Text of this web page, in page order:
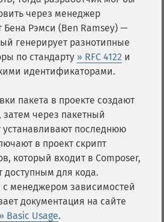
через менеджер
Бена Рэмси (Ben Ramsey) —
генерирует разнотипные
по стандарту » RFC 4122 и
идентификаторами.
пакета в проекте создают
, затем через пакетный
последнюю
в проект скрипт
который входит в Composer,
доступным для кода.
с менеджером зависимостей
документация на сайте
» Basic Usage.